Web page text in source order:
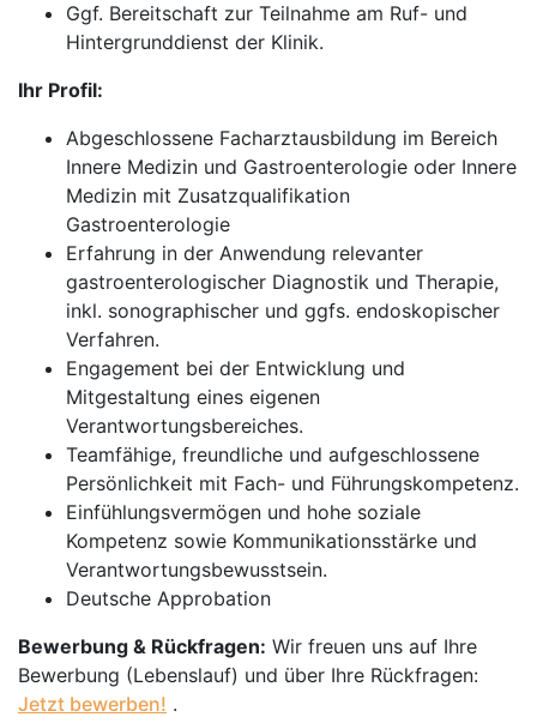
Ggf. Bereitschaft zur Teilnahme am Ruf- und
Hintergrunddienst der Klinik.
Ihr Profil:
Abgeschlossene Facharztausbildung im Bereich
Innere Medizin und Gastroenterologie oder Innere
Medizin mit Zusatzqualifikation
Gastroenterologie
Erfahrung in der Anwendung relevanter
gastroenterologischer Diagnostik und Therapie,
inkl. sonographischer und ggfs. endoskopischer
Verfahren.
Engagement bei der Entwicklung und
Mitgestaltung eines eigenen
Verantwortungsbereiches.
Teamfähige, freundliche und aufgeschlossene
Persönlichkeit mit Fach- und Führungskompetenz.
Einfühlungsvermögen und hohe soziale
Kompetenz sowie Kommunikationsstärke und
Verantwortungsbewusstsein.
Deutsche Approbation
Bewerbung & Rückfragen: Wir freuen uns auf Ihre
Bewerbung (Lebenslauf) und über Ihre Rückfragen:
Jetzt bewerben! .